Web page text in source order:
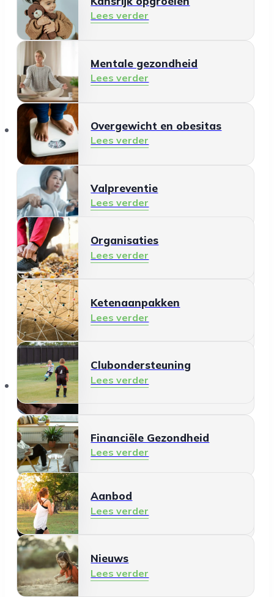
Lees verder
Mentale gezondheid
Lees verder
Overgewicht en obesitas
Lees verder
Valpreventie
Lees verder
Gezonde leefomgeving
Lees verder
Ontmoeten en meedoen
Lees verder
Mantelzorg
Lees verder
Financiële Gezondheid
Lees verder
Schermgebruik
Lees verder
Organisaties
Organisaties
Lees verder
Ketenaanpakken
Lees verder
Clubondersteuning
Lees verder
Aanbod
Aanbod
Lees verder
Nieuws
Lees verder